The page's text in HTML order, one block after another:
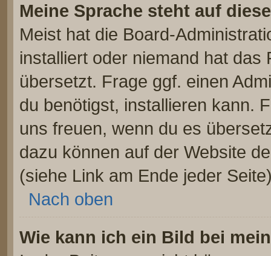
Meine Sprache steht auf
Meist hat die Board-
installiert oder niemand hat
übersetzt. Frage ggf. einen
du benötigst, installieren kann.
uns freuen, wenn du es
dazu können auf der Website
(siehe Link am Ende jeder
Nach oben
Wie kann ich ein Bild bei